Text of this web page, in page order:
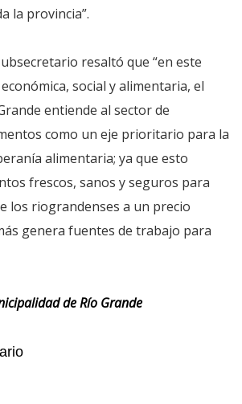
la provincia”.
resaltó que “en este
social y alimentaria, el
entiende al sector de
como un eje prioritario para la
alimentaria; ya que esto
frescos, sanos y seguros para
los riograndenses a un precio
genera fuentes de trabajo para
de Río Grande